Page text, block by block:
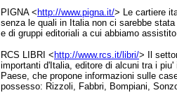
PIGNA < http://www.pigna.it/> Le cartiere
senza le quali in Italia non ci sarebbe
e di gruppi editoriali a cui abbiamo
RCS LIBRI < http://www.rcs.it/libri/> Il
importanti d'Italia, editore di alcuni tra i
Paese, che propone informazioni sulle
possesso: Rizzoli, Fabbri, Bompiani,